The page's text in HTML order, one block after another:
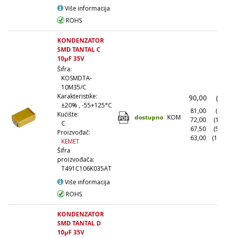
Više informacija
ROHS
KONDENZATOR
SMD TANTAL C
10µF 35V
Šifra:
KOSMDTA-
10M35/C
Karakteristike:
±20% , -55+125°C
Kućište:
C
Proizvođač:
KEMET
Šifra
proizvođača:
T491C106K035AT
Više informacija
ROHS
dostupno KOM
90,00
81,00
72,00
67,50
63,00
KONDENZATOR
SMD TANTAL D
10µF 35V